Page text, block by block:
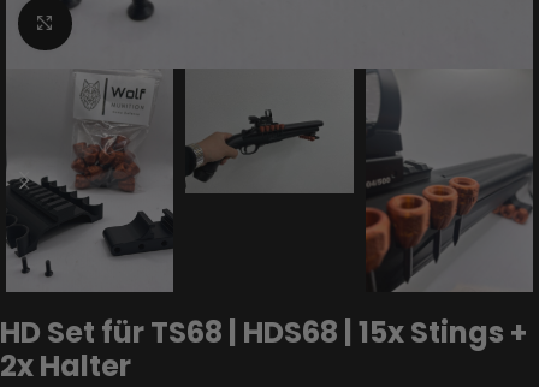
klicken um zu vergrößern
HD Set für TS68 | HDS68 | 15x Stings +
2x Halter